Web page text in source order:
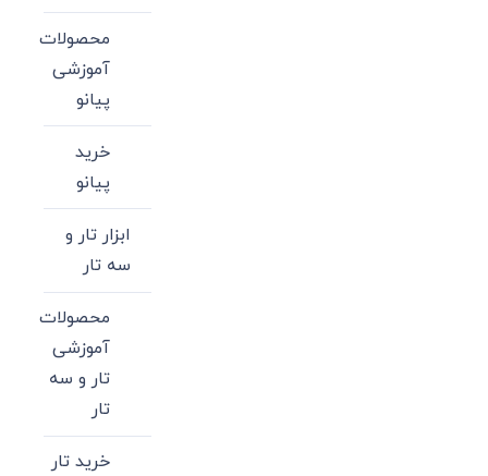
محصولات
آموزشی
پیانو
خرید
پیانو
ابزار تار و
سه تار
محصولات
آموزشی
تار و سه
تار
خرید تار